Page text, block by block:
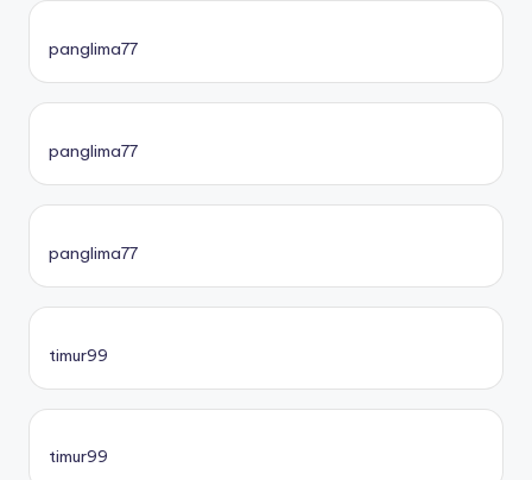
panglima77
panglima77
panglima77
timur99
timur99